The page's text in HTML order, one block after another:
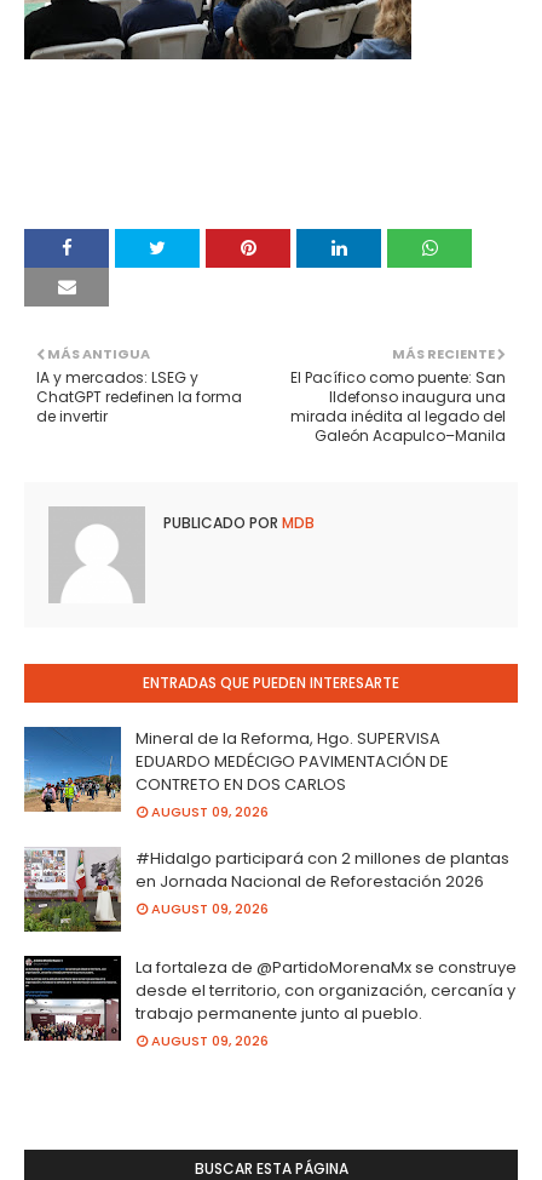
MÁS RECIENTE
El Pacífico como puente: San
Ildefonso inaugura una
mirada inédita al legado del
Galeón Acapulco–Manila
MÁS ANTIGUA
IA y mercados: LSEG y
ChatGPT redefinen la forma
de invertir
PUBLICADO POR MDB
ENTRADAS QUE PUEDEN INTERESARTE
Mineral de la Reforma, Hgo. SUPERVISA
EDUARDO MEDÉCIGO PAVIMENTACIÓN DE
CONTRETO EN DOS CARLOS
AUGUST 09, 2026
#Hidalgo participará con 2 millones de plantas
en Jornada Nacional de Reforestación 2026
AUGUST 09, 2026
La fortaleza de @PartidoMorenaMx se construye
desde el territorio, con organización, cercanía y
trabajo permanente junto al pueblo.
AUGUST 09, 2026
BUSCAR ESTA PÁGINA